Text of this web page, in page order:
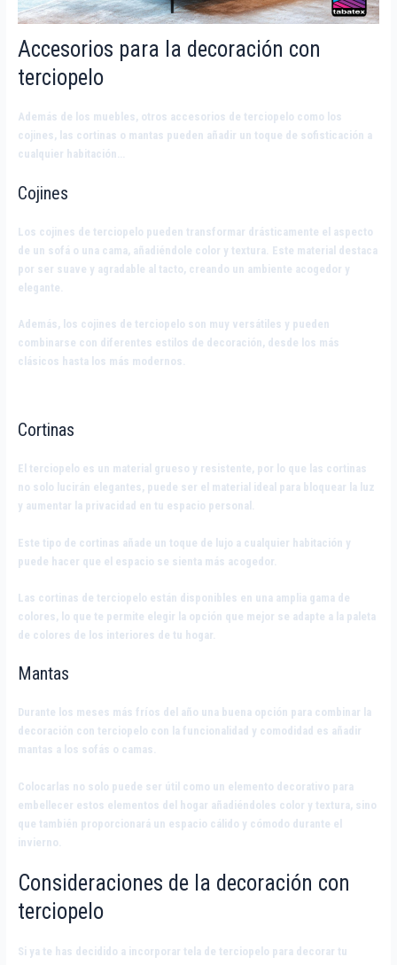
Accesorios para la decoración con
terciopelo
Además de los muebles, otros accesorios de terciopelo como los
cojines, las cortinas o mantas pueden añadir un toque de sofisticación a
cualquier habitación…
Cojines
Los cojines de terciopelo pueden transformar drásticamente el aspecto
de un sofá o una cama, añadiéndole color y textura. Este material destaca
por ser suave y agradable al tacto, creando un ambiente acogedor y
elegante.
Además, los cojines de terciopelo son muy versátiles y pueden
combinarse con diferentes estilos de decoración, desde los más
clásicos hasta los más modernos.
Cortinas
El terciopelo es un material grueso y resistente, por lo que las cortinas
no solo lucirán elegantes, puede ser el material ideal para bloquear la luz
y aumentar la privacidad en tu espacio personal.
Este tipo de cortinas añade un toque de lujo a cualquier habitación y
puede hacer que el espacio se sienta más acogedor.
Las cortinas de terciopelo están disponibles en una amplia gama de
colores, lo que te permite elegir la opción que mejor se adapte a la paleta
de colores de los interiores de tu hogar.
Mantas
Durante los meses más fríos del año una buena opción para combinar la
decoración con terciopelo con la funcionalidad y comodidad es añadir
mantas a los sofás o camas.
Colocarlas no solo puede ser útil como un elemento decorativo para
embellecer estos elementos del hogar añadiéndoles color y textura, sino
que también proporcionará un espacio cálido y cómodo durante el
invierno.
Consideraciones de la decoración con
terciopelo
Si ya te has decidido a incorporar tela de terciopelo para decorar tu